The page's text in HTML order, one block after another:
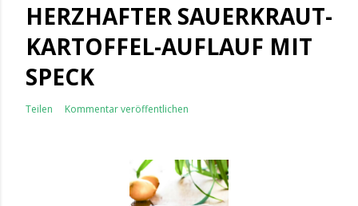
HERZHAFTER SAUERKRAUT-
KARTOFFEL-AUFLAUF MIT
SPECK
Teilen Kommentar veröffentlichen